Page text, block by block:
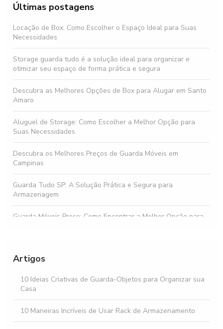
Últimas postagens
Locação de Box: Como Escolher o Espaço Ideal para Suas
Necessidades
Storage guarda tudo é a solução ideal para organizar e
otimizar seu espaço de forma prática e segura
Descubra as Melhores Opções de Box para Alugar em Santo
Amaro
Aluguel de Storage: Como Escolher a Melhor Opção para
Suas Necessidades
Descubra os Melhores Preços de Guarda Móveis em
Campinas
Guarda Tudo SP: A Solução Prática e Segura para
Armazenagem
Guarda Móveis Preço: Como Encontrar a Melhor Opção para
sua Comida
Aluguel de Guarda Móveis para Soluções Práticas e Seguras
Como Escolher o Melhor Depósito de Móveis em SP para
Suas Necessidades
Artigos
10 Ideias Criativas de Guarda-Objetos para Organizar sua
Casa
10 Maneiras Incríveis de Usar Rack de Armazenamento